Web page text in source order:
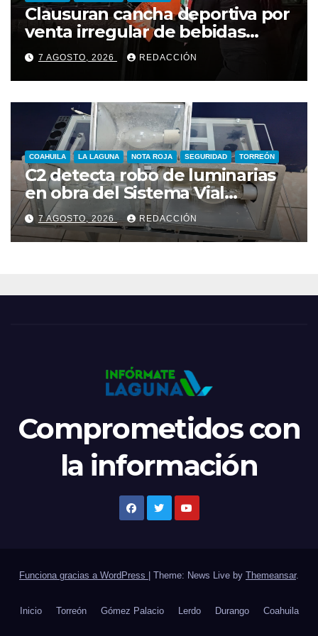
Clausuran cancha deportiva por
venta irregular de bebidas
alcohólicas
7 AGOSTO, 2026 REDACCIÓN
COAHUILA LA LAGUNA NOTA ROJA SEGURIDAD TORREÓN
C2 detecta robo de luminarias
en obra del Sistema Vial
Revolución–Vasconcelos; hay
un detenido
7 AGOSTO, 2026 REDACCIÓN
Comprometidos con
la información
Funciona gracias a WordPress Theme: News Live by Themeansar.
Inicio Torreón Gómez Palacio Lerdo Durango Coahuila